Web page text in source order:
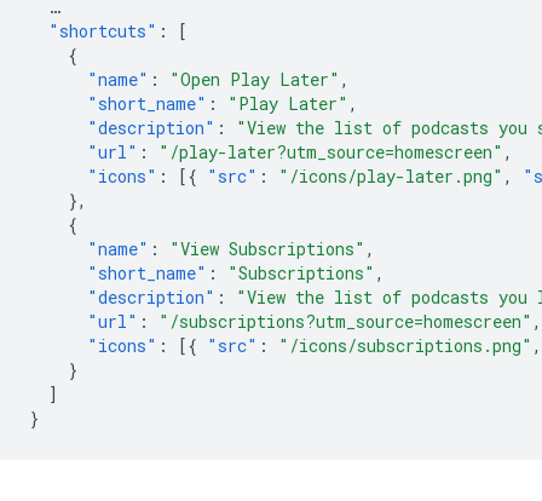
…
"shortcuts" :
[
{
"name" : "Open Play Later" ,
"short_name" : "Play Later" ,
"description" :
"View the list of podcasts you
"url" : "/play-later?utm_source=homescreen" ,
"icons" : [{ "src" : "/icons/play-later.png" ,
},
{
"name" : "View Subscriptions" ,
"short_name" : "Subscriptions" ,
"description" :
"View the list of podcasts
"url" : "/subscriptions?utm_source=homescreen" ,
"icons" : [{ "src" : "/icons/subscriptions.png" ,
}
]
}